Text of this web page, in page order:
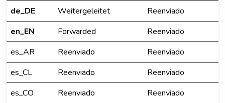
de_DE
Weitergeleitet
Reenviado
en_EN
Forwarded
Reenviado
es_AR
Reenviado
Reenviado
es_CL
Reenviado
Reenviado
es_CO
Reenviado
Reenviado